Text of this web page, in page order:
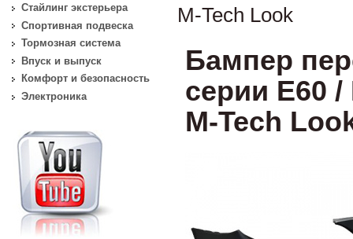
M-Tech Look
Бампер
серии E60 /
M-Tech
Стайлинг экстерьера
Спортивная подвеска
Тормозная система
Впуск и выпуск
Комфорт и безопасность
Электроника